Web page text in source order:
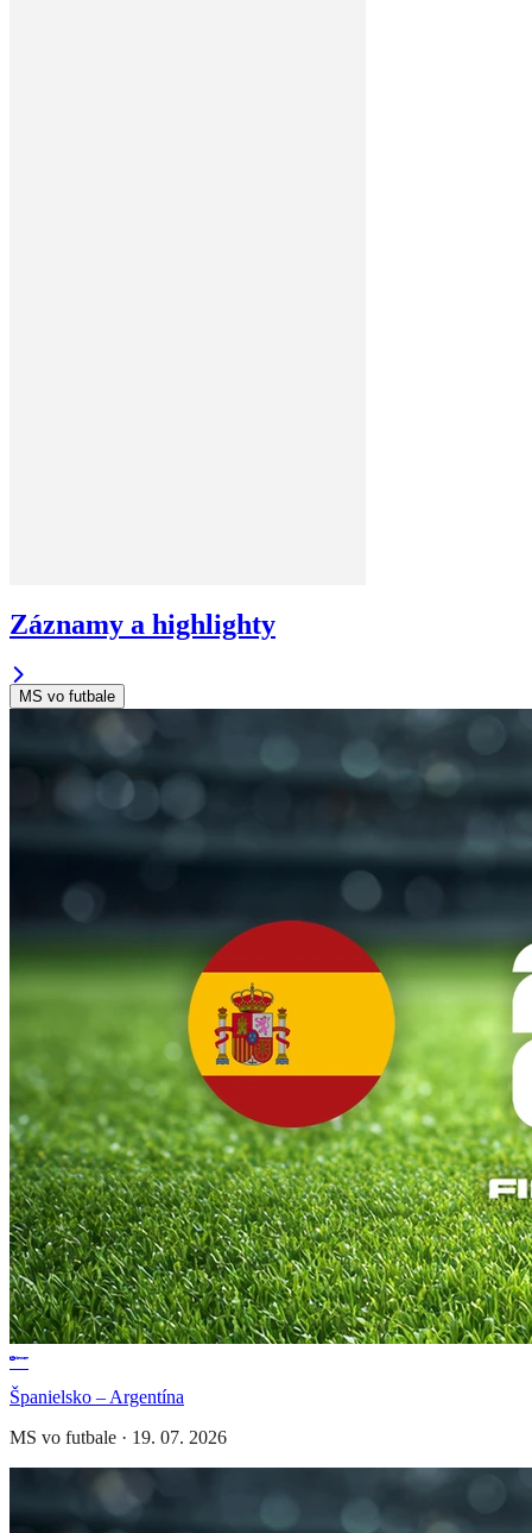
Záznamy a highlighty
MS vo futbale
Španielsko – Argentína
MS vo futbale · 19. 07. 2026